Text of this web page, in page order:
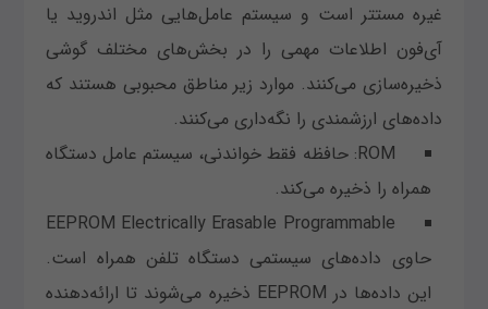
غیره مستتر است و سیستم عامل‌هایی مثل اندروید یا
آی‌فون اطلاعات مهمی را در بخش‌های مختلف گوشی
ذخیره‌سازی می‌کنند. موارد زیر مناطق محبوبی هستند که
داده‌های ارزشمندی را نگه‌داری می‌کنند.
ROM: حافظه فقط خواندنی، سیستم عامل دستگاه
همراه را ذخیره می‌کند.
EEPROM Electrically Erasable Programmable
حاوی داده‌های سیستمی دستگاه تلفن همراه است.
این داده‌ها در EEPROM ذخیره می‌شوند تا ارائه‌دهنده